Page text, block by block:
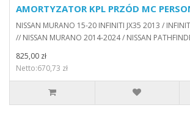
AMORTYZATOR KPL PRZÓD MC
NISSAN MURANO 15-20 INFINITI JX35 2013 /
// NISSAN MURANO 2014-2024 / NISSAN
825,00 zł
Netto:670,73 zł